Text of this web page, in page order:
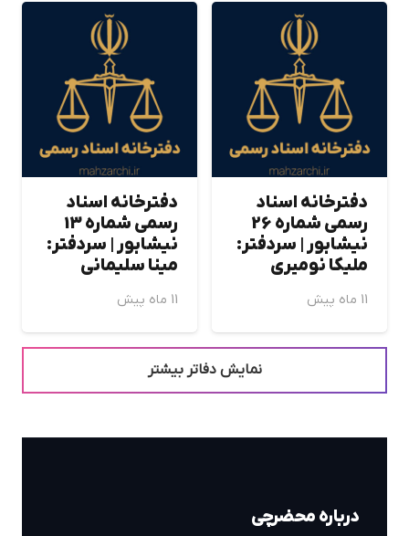
دفترخانه اسناد
رسمی شماره 26
نيشابور | سردفتر:
مليكا نوميري
11 ماه پیش
دفترخانه اسناد
رسمی شماره 13
نيشابور | سردفتر:
مينا سليماني
11 ماه پیش
نمایش دفاتر بیشتر
درباره محضرچی